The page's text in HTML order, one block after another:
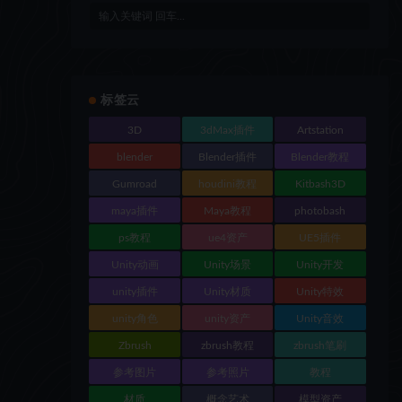
标签云
3D 3dMax插件 Artstation
blender Blender插件 Blender教程
Gumroad houdini教程 Kitbash3D
maya插件 Maya教程 photobash
ps教程 ue4资产 UE5插件
Unity动画 Unity场景 Unity开发
unity插件 Unity材质 Unity特效
unity角色 unity资产 Unity音效
Zbrush zbrush教程 zbrush笔刷
参考图片 参考照片 教程
材质 概念艺术 模型资产